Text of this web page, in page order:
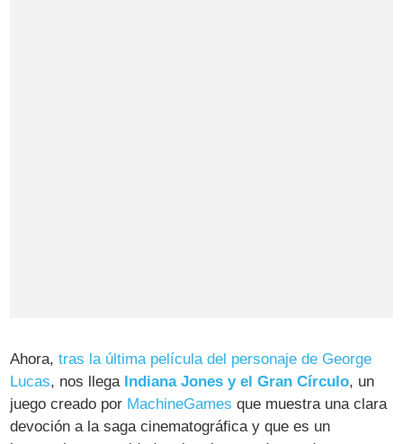
Ahora, tras la última película del personaje de George
Lucas, nos llega Indiana Jones y el Gran Círculo, un
juego creado por MachineGames que muestra una clara
devoción a la saga cinematográfica y que es un